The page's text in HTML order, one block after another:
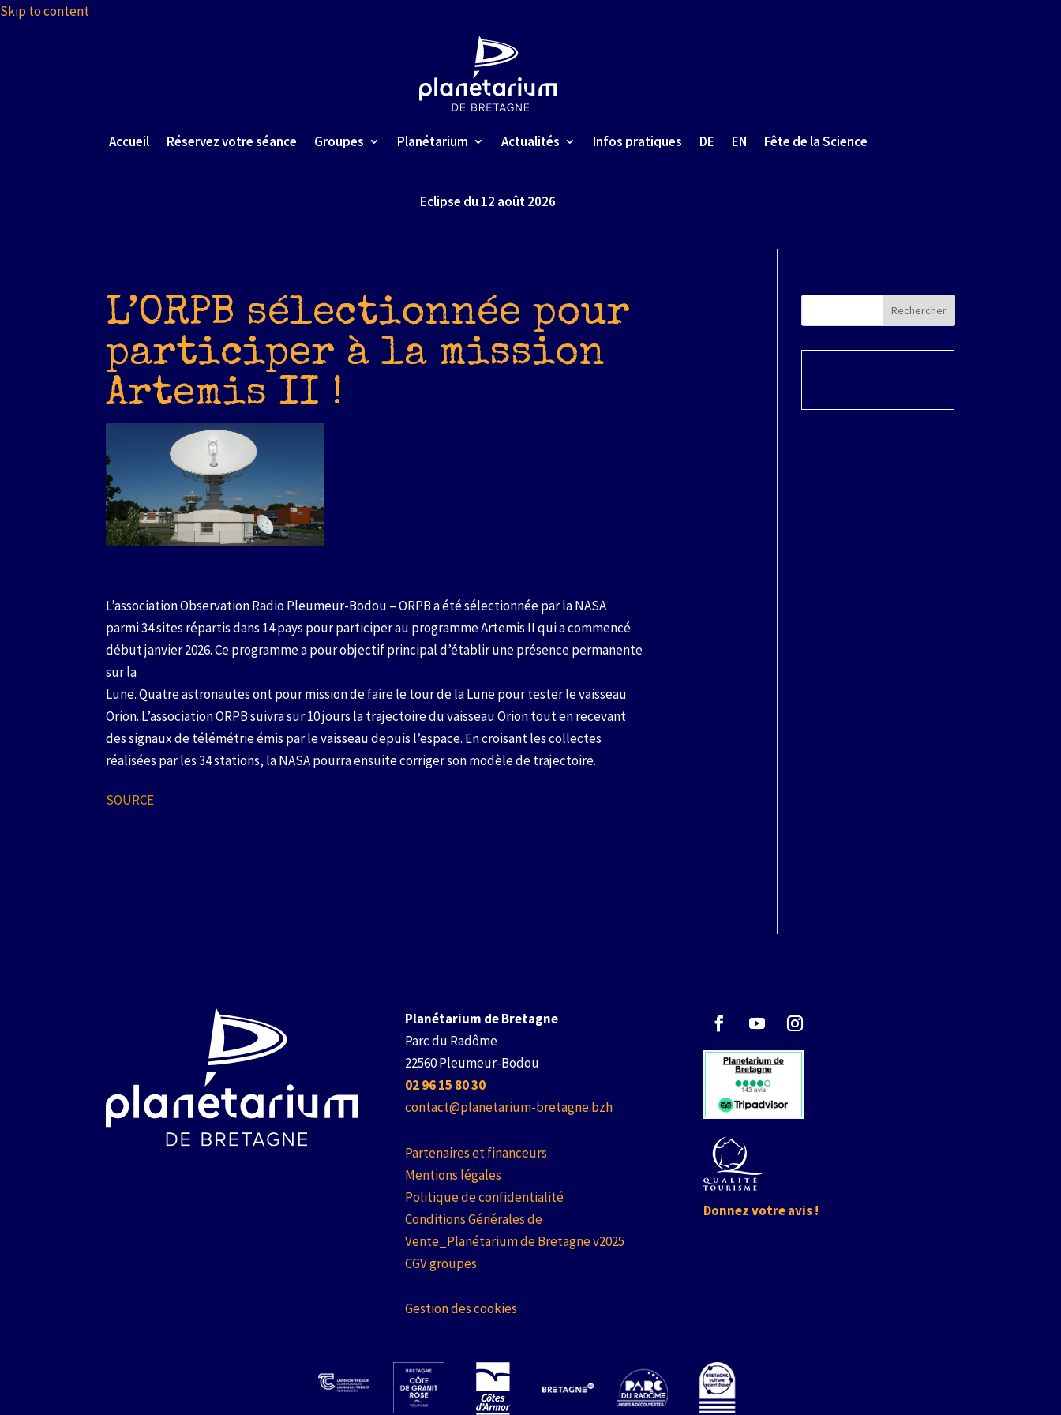
Skip to content
Accueil Réservez votre séance Groupes Planétarium Actualités Infos pratiques DE EN Fête de la Science
Eclipse du 12 août 2026
L’ORPB sélectionnée pour
participer à la mission
Artemis II !
L’association Observation Radio Pleumeur-Bodou – ORPB a été sélectionnée par la NASA
parmi 34 sites répartis dans 14 pays pour participer au programme Artemis II qui a commencé
début janvier 2026. Ce programme a pour objectif principal d’établir une présence permanente
sur la
Lune. Quatre astronautes ont pour mission de faire le tour de la Lune pour tester le vaisseau
Orion. L’association ORPB suivra sur 10 jours la trajectoire du vaisseau Orion tout en recevant
des signaux de télémétrie émis par le vaisseau depuis l’espace. En croisant les collectes
réalisées par les 34 stations, la NASA pourra ensuite corriger son modèle de trajectoire.
SOURCE
Rechercher
Planétarium de Bretagne
Parc du Radôme
22560 Pleumeur-Bodou
02 96 15 80 30
contact@planetarium-bretagne.bzh
Partenaires et financeurs
Mentions légales
Politique de confidentialité
Conditions Générales de
Vente_Planétarium de Bretagne v2025
CGV groupes
Gestion des cookies
Donnez votre avis !